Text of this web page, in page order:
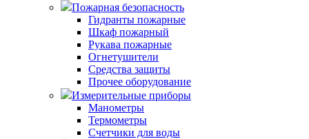
Пожарная безопасность
Гидранты пожарные
Шкаф пожарный
Рукава пожарные
Огнетушители
Средства защиты
Прочее оборудование
Измерительные приборы
Манометры
Термометры
Счетчики для воды